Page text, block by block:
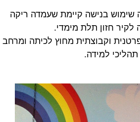
שימוש בנישה קיימת שעמדה ריקה
לקיר חזון תלת מימדי.
וקבוצתית מחוץ לכיתה ומרחב
תהליכי למידה.